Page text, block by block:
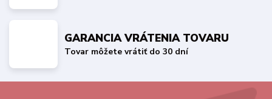
GARANCIA VRÁTENIA TOVARU
Tovar môžete vrátiť do 30 dní